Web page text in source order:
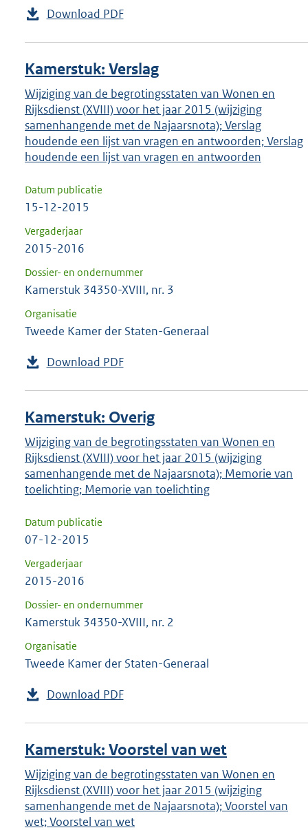
Download PDF
Kamerstuk: Verslag
Wijziging van de begrotingsstaten van Wonen en
Rijksdienst (XVIII) voor het jaar 2015 (wijziging
samenhangende met de Najaarsnota); Verslag
houdende een lijst van vragen en antwoorden; Verslag
houdende een lijst van vragen en antwoorden
Datum publicatie
15-12-2015
Vergaderjaar
2015-2016
Dossier- en ondernummer
Kamerstuk 34350-XVIII, nr. 3
Organisatie
Tweede Kamer der Staten-Generaal
Download PDF
Kamerstuk: Overig
Wijziging van de begrotingsstaten van Wonen en
Rijksdienst (XVIII) voor het jaar 2015 (wijziging
samenhangende met de Najaarsnota); Memorie van
toelichting; Memorie van toelichting
Datum publicatie
07-12-2015
Vergaderjaar
2015-2016
Dossier- en ondernummer
Kamerstuk 34350-XVIII, nr. 2
Organisatie
Tweede Kamer der Staten-Generaal
Download PDF
Kamerstuk: Voorstel van wet
Wijziging van de begrotingsstaten van Wonen en
Rijksdienst (XVIII) voor het jaar 2015 (wijziging
samenhangende met de Najaarsnota); Voorstel van
wet; Voorstel van wet